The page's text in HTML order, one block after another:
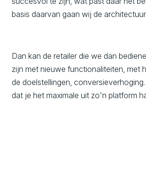
basis daarvan gaan wij de
Dan kan de retailer die we dan
zijn met nieuwe functionaliteiten, met
de doelstellingen,
dat je het maximale uit zo'n platform